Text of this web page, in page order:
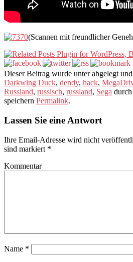
(Scannen mit freundlicher
Dieser Beitrag wurde unter abgelegt
Darkwing Duck, dendy, hack,
Russland, russisch, russland, Sega durch
speichern Permalink.
Lassen Sie eine Antwort
Ihre Email-Adresse wird nicht
sind markiert *
Kommentar
Name *